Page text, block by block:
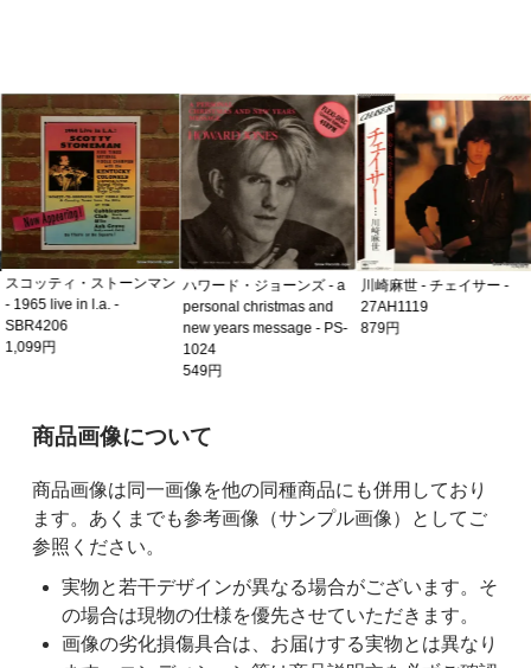
スコッティ・ストーンマン
- 1965 live in l.a. -
SBR4206
1,099円
ハワード・ジョーンズ - a
personal christmas and
new years message - PS-
1024
549円
川崎麻世 - チェイサー -
27AH1119
879円
ご購入前の注意事項
商品画像について
商品画像は同一画像を他の同種商品にも併用しており
ます。あくまでも参考画像（サンプル画像）としてご
参照ください。
実物と若干デザインが異なる場合がございます。そ
の場合は現物の仕様を優先させていただきます。
画像の劣化損傷具合は、お届けする実物とは異なり